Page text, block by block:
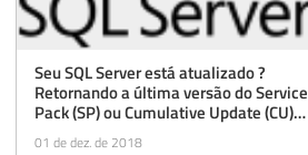
Seu SQL Server está atualizado ?
Retornando a última versão do Service
Pack (SP) ou Cumulative Update (CU)
para a sua instância
01 de dez. de 2018